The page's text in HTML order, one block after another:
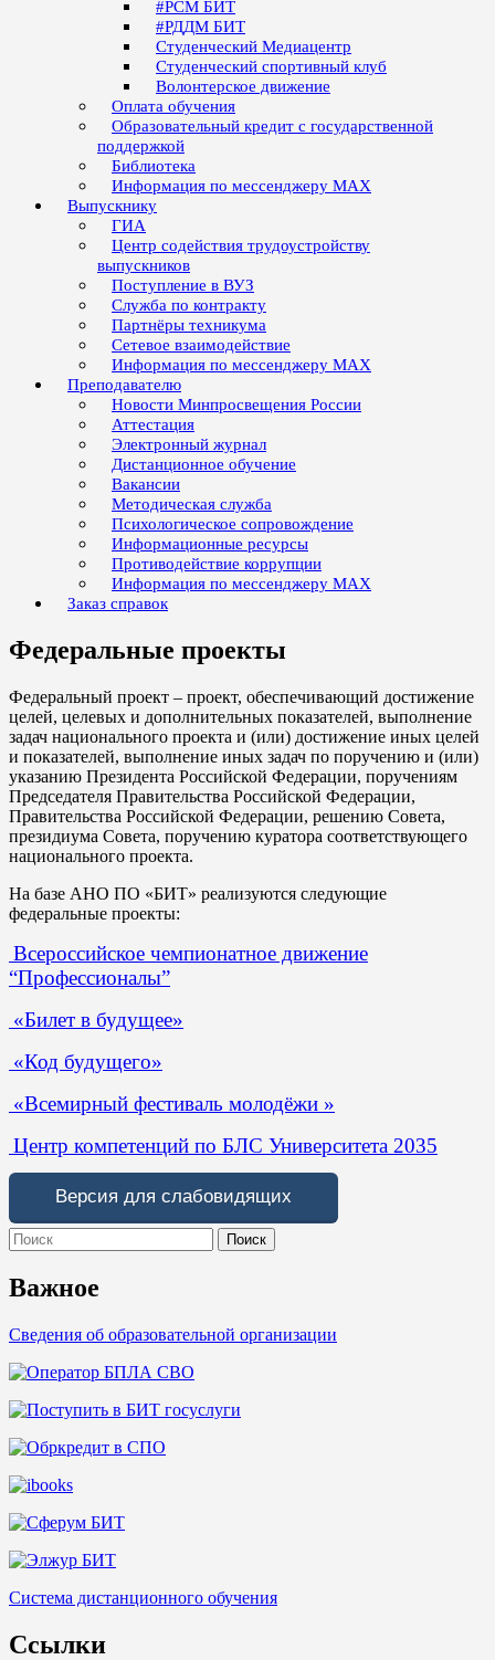
#РСМ БИТ
#РДДМ БИТ
Студенческий Медиацентр
Студенческий спортивный клуб
Волонтерское движение
Оплата обучения
Образовательный кредит с государственной
поддержкой
Библиотека
Информация по мессенджеру MAX
Выпускнику
ГИА
Центр содействия трудоустройству
выпускников
Поступление в ВУЗ
Служба по контракту
Партнёры техникума
Сетевое взаимодействие
Информация по мессенджеру MAX
Преподавателю
Новости Минпросвещения России
Аттестация
Электронный журнал
Дистанционное обучение
Вакансии
Методическая служба
Психологическое сопровождение
Информационные ресурсы
Противодействие коррупции
Информация по мессенджеру MAX
Заказ справок
Федеральные проекты
Федеральный проект – проект, обеспечивающий достижение
целей, целевых и дополнительных показателей, выполнение
задач национального проекта и (или) достижение иных целей
и показателей, выполнение иных задач по поручению и (или)
указанию Президента Российской Федерации, поручениям
Председателя Правительства Российской Федерации,
Правительства Российской Федерации, решению Совета,
президиума Совета, поручению куратора соответствующего
национального проекта.
На базе АНО ПО «БИТ» реализуются следующие
федеральные проекты:
Всероссийское чемпионатное движение
“Профессионалы”
«Билет в будущее»
«Код будущего»
«Всемирный фестиваль молодёжи »
Центр компетенций по БЛС Университета 2035
Версия для слабовидящих
Search
for:
Важное
Сведения об образовательной организации
Система дистанционного обучения
Ссылки